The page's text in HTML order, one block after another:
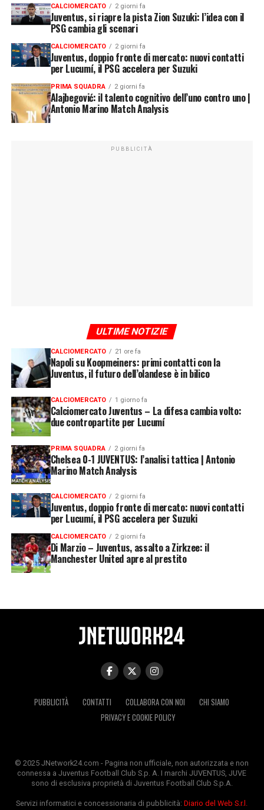
CALCIOMERCATO 2 giorni fa
Juventus, si riapre la pista Zion Suzuki: l’idea con il
PSG cambia gli scenari
CALCIOMERCATO 2 giorni fa
Juventus, doppio fronte di mercato: nuovi contatti
per Lucumí, il PSG accelera per Suzuki
PRIMA SQUADRA 2 giorni fa
Alajbegović: il talento cognitivo dell’uno contro uno |
Antonio Marino Match Analysis
PUBBLICITÀ
ULTIME NOTIZIE
CALCIOMERCATO 21 ore fa
Napoli su Koopmeiners: primi contatti con la
Juventus, il futuro dell’olandese è in bilico
CALCIOMERCATO 1 giorno fa
Calciomercato Juventus – La difesa cambia volto:
due contropartite per Lucumí
PRIMA SQUADRA 2 giorni fa
Chelsea 0-1 JUVENTUS: l’analisi tattica | Antonio
Marino Match Analysis
CALCIOMERCATO 2 giorni fa
Juventus, doppio fronte di mercato: nuovi contatti
per Lucumí, il PSG accelera per Suzuki
CALCIOMERCATO 2 giorni fa
Di Marzio – Juventus, assalto a Zirkzee: il
Manchester United apre al prestito
PUBBLICITÀ CONTATTI COLLABORA CON NOI
CHI SIAMO
PRIVACY E COOKIE POLICY
© 2025 JNetwork24.com - Pagina non ufficiale, non autorizzata e non
connessa a Juventus Football Club S.p. A. I marchi JUVENTUS, JUVE
sono di esclusiva proprietà di Juventus Football Club S.p.A.
Servizi informatici e concessionaria di pubblicità:Diario del Web S.r.l.